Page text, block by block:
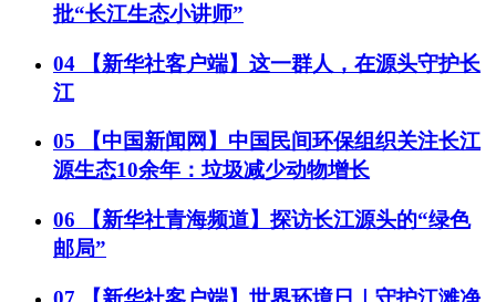
批“长江生态小讲师”
04 【新华社客户端】这一群人，在源头守护长
江
05 【中国新闻网】中国民间环保组织关注长江
源生态10余年：垃圾减少动物增长
06 【新华社青海频道】探访长江源头的“绿色
邮局”